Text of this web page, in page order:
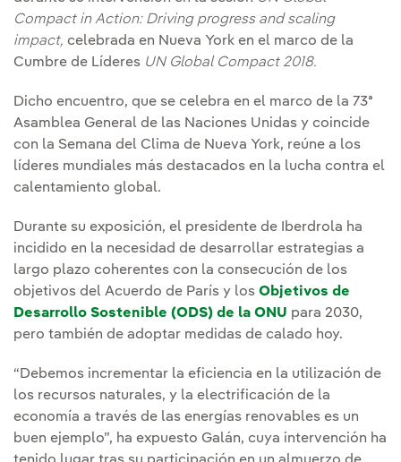
Compact in Action: Driving progress and scaling
impact, celebrada en Nueva York en el marco de la
Cumbre de Líderes UN Global Compact 2018.
Dicho encuentro, que se celebra en el marco de la 73ª
Asamblea General de las Naciones Unidas y coincide
con la Semana del Clima de Nueva York, reúne a los
líderes mundiales más destacados en la lucha contra el
calentamiento global.
Durante su exposición, el presidente de Iberdrola ha
incidido en la necesidad de desarrollar estrategias a
largo plazo coherentes con la consecución de los
objetivos del Acuerdo de París y los Objetivos de
Desarrollo Sostenible (ODS) de la ONU para 2030,
pero también de adoptar medidas de calado hoy.
“Debemos incrementar la eficiencia en la utilización de
los recursos naturales, y la electrificación de la
economía a través de las energías renovables es un
buen ejemplo”, ha expuesto Galán, cuya intervención ha